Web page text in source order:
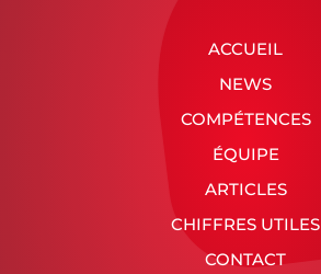
ACCUEIL
NEWS
COMPÉTENCES
ÉQUIPE
ARTICLES
CHIFFRES UTILES
CONTACT